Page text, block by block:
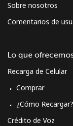
Sobre nosotros
Comentarios de
Lo que
Recarga de Celular
Comprar
¿Cómo Recargar?
Crédito de Voz